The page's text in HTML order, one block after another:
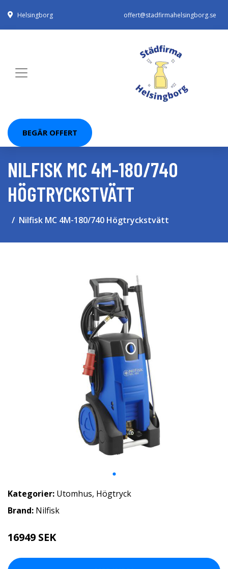
Helsingborg offert@stadfirmahelsingborg.se
BEGÄR OFFERT
NILFISK MC 4M-180/740
HÖGTRYCKSTVÄTT
Nilfisk MC 4M-180/740 Högtryckstvätt
Kategorier: Utomhus, Högtryck
Brand: Nilfisk
16949 SEK